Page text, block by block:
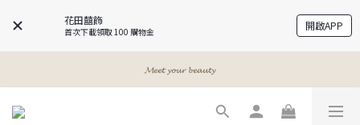
花田囍飾
首次下載領取 100 購物金 開啟APP
𝓐 𝓰𝓲𝓻𝓵𝓼 𝓫𝓮𝓼𝓽 𝓯𝓻𝓲𝓮𝓷𝓭𝓼
𝓐 𝓰𝓲𝓻𝓵𝓼 𝓫𝓮𝓼𝓽 𝓯𝓻𝓲𝓮𝓷𝓭𝓼
𝓜𝓮𝓮𝓽 𝔂𝓸𝓾𝓻 𝓫𝓮𝓪𝓾𝓽𝔂
𝓐 𝓰𝓲𝓻𝓵𝓼 𝓫𝓮𝓼𝓽 𝓯𝓻𝓲𝓮𝓷𝓭𝓼